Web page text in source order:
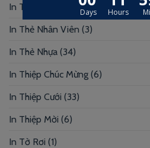
In Thẻ Bài
In Thẻ Nhân Viên (3)
In Thẻ Nhựa (34)
In Thiệp Chúc Mừng (6)
In Thiệp Cưới (33)
In Thiệp Mời (6)
In Tờ Rơi (1)